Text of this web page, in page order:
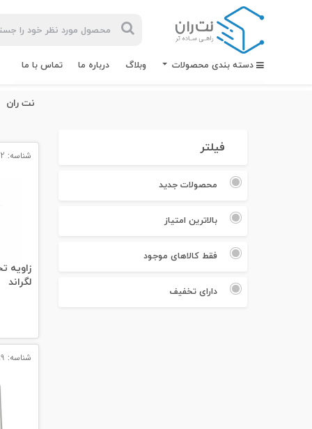
دسته بندی محصولات وبلاگ درباره ما تماس با ما
#کابل شبکه لگراند
#کابل شبکه نگزنس
فیلتر
محصولات جدید
بالاترین امتیاز
فقط کالاهای موجود
دارای تخفیف
نت ران
شناسه: 12302
لگراند
شناسه: 1889